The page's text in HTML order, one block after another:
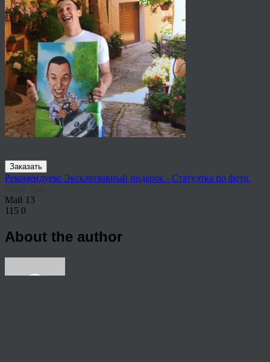
Заказать
Рекомендуем: Эксклюзивный подарок - Статуэтка по фото.
Май 13
115 0
About the author